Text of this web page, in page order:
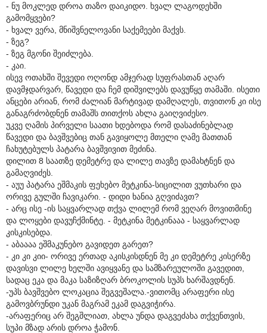
- ნუ მოკლედ დროა თაზო დაიკიდო. ხვალ ლაგოდეხში
გამომყვები?
- ხვალ ვერა, მნიშვნელოვანი საქემეები მაქვს.
- ზეგ?
- ზეგ მგონი შეიძლება.
- კაი.
ისევ ოთახში შევედი ოღონდ ამჯერად სუფრასთან აღარ
დავმჯდარვარ, წავედი და ჩემ დიშვილებს დავუწყე თამაში. ისეთი
ანცები არიან, რომ ძალიან მარტივად დამღალეს, თვითონ კი ისე
განაგრძობდნენ თამაშს თითქოს ახლა გაიღვიძესო.
უკვე ღამის პირველი საათი ხდებოდა რომ დასაძინებლად
წავედი და ბავშვებიც თან გავიყოლე მთელი ღამე მათთან
ჩახუტებულს პატარა ბავშვივით მეძინა.
დილით 8 საათზე დემეტრე და ლილე თავზე დამახტნენ და
გამაღვიძეს.
- აუუ პატარა ეშმაკის ფეხებო მეტკინა-სიცილით ვუთხარი და
ორივე გულში ჩავიკარი. - დიდი ხანია გღვიძავთ?
- არც ისე -ის საყვარლად თქვა ლილემ რომ ვეღარ მოვითმინე
და ლოყები დავუჩქმინტე. - მეტკინა მეტკინააა - საყვარლად
კისკისებდა.
- აბაააა ეშმაკუნებო გავიდეთ გარეთ?
- კი კი კიი- ორივე ერთად აკისკისდნენ მე კი დემეტრე კისერზე
დავისვი ლილე ხელში ავიყვანე და სამზარეულოში გავედით,
სადაც ეკა და მაკა საზიზღარ ბროკოლის სუპს ხარშავდნენ.
-უპს ბავშვებო ლოკაცია შეგვეშალა.-ვითომც არაფერი ისე
გამოვბრუნდი უკან მაგრამ ეკამ დაგვიჭირა.
-არაფერიც არ შეგშლიათ, ახლა უნდა დაგვეძახა თქვენთვის,
სუპი მზად არის დროა ჭამონ.